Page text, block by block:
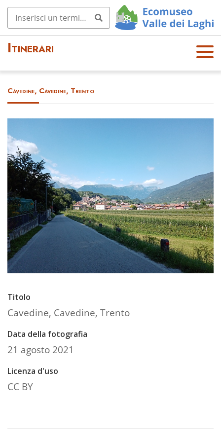
Itinerari
OPE
N
Cavedine, Cavedine, Trento
Titolo
Cavedine, Cavedine, Trento
Data della fotografia
21 agosto 2021
Licenza d'uso
CC BY